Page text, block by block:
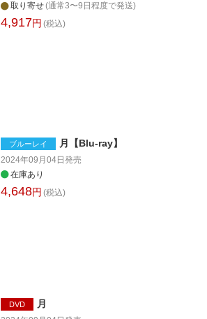
取り寄せ(通常3〜9日程度で発送)
4,917円 (税込)
ブルーレイ 月【Blu-ray】
2024年09月04日発売
在庫あり
4,648円 (税込)
DVD 月